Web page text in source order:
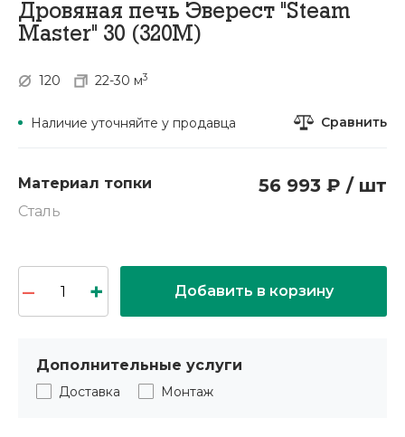
Дровяная печь Эверест "Steam
Master" 30 (320М)
120 22-30 м3
Наличие уточняйте у продавца Сравнить
Материал топки
Сталь
56 993 ₽ / шт
Добавить в корзину
Дополнительные услуги
Доставка Монтаж